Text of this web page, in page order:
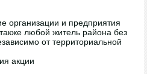
организации и предприятия
любой житель района без
от территориальной
акции